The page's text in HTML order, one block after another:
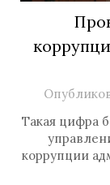
Такая цифра
коррупции